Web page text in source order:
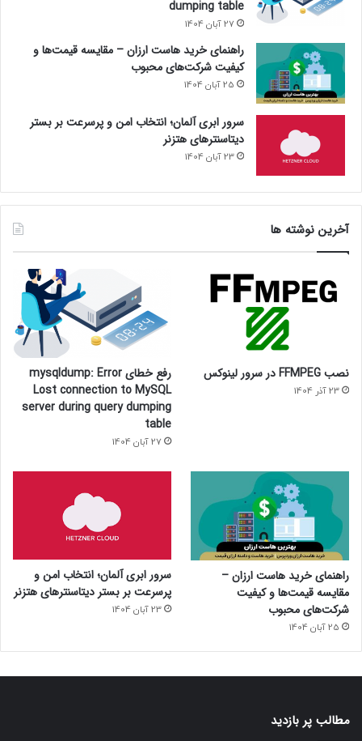
dumping table
27 آبان 1404
راهنمای خرید هاست ارزان – مقایسه قیمت‌ها و
کیفیت شرکت‌های محبوب
25 آبان 1404
سرور ابری آلمان؛ انتخاب امن و پرسرعت بر بستر
دیتاسنترهای هتزنر
23 آبان 1404
آخرین نوشته ها
نصب FFMPEG در سرور لینوکس
23 آذر 1404
رفع خطای mysqldump: Error
Lost connection to MySQL
server during query dumping
table
27 آبان 1404
راهنمای خرید هاست ارزان –
مقایسه قیمت‌ها و کیفیت
شرکت‌های محبوب
25 آبان 1404
سرور ابری آلمان؛ انتخاب امن و
پرسرعت بر بستر دیتاسنترهای هتزنر
23 آبان 1404
مطالب پر بازدید